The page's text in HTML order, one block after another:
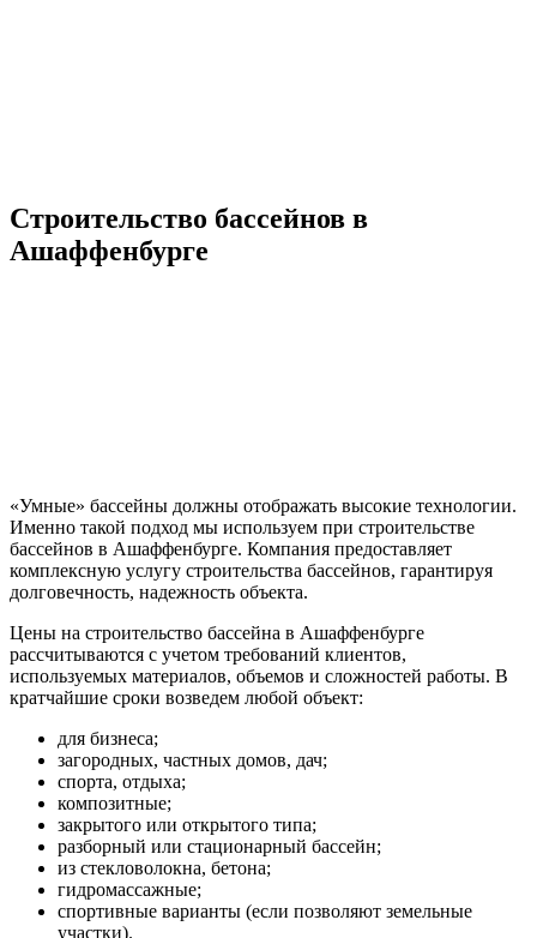
Строительство бассейнов в
Ашаффенбурге
«Умные» бассейны должны отображать высокие технологии.
Именно такой подход мы используем при строительстве
бассейнов в Ашаффенбурге. Компания предоставляет
комплексную услугу строительства бассейнов, гарантируя
долговечность, надежность объекта.
Цены на строительство бассейна в Ашаффенбурге
рассчитываются с учетом требований клиентов,
используемых материалов, объемов и сложностей работы. В
кратчайшие сроки возведем любой объект:
для бизнеса;
загородных, частных домов, дач;
спорта, отдыха;
композитные;
закрытого или открытого типа;
разборный или стационарный бассейн;
из стекловолокна, бетона;
гидромассажные;
спортивные варианты (если позволяют земельные
участки).